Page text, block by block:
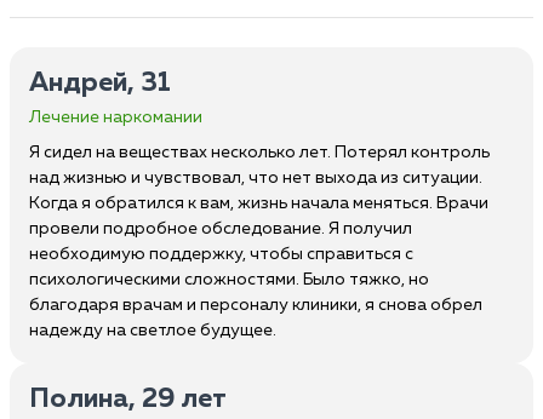
Андрей, 31
Лечение наркомании
Я сидел на веществах несколько лет. Потерял контроль
над жизнью и чувствовал, что нет выхода из ситуации.
Когда я обратился к вам, жизнь начала меняться. Врачи
провели подробное обследование. Я получил
необходимую поддержку, чтобы справиться с
психологическими сложностями. Было тяжко, но
благодаря врачам и персоналу клиники, я снова обрел
надежду на светлое будущее.
Полина, 29 лет